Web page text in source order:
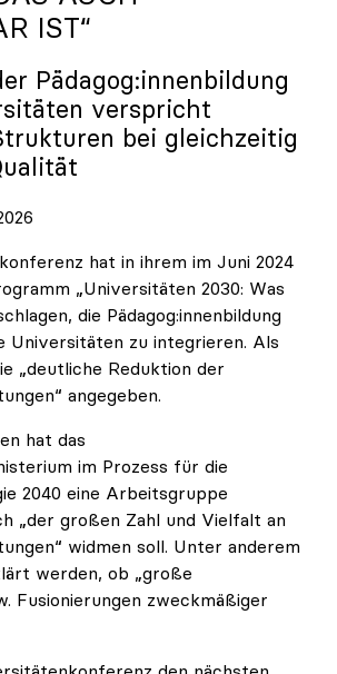
IST“
Pädagog:innenbildung
verspricht
bei gleichzeitig
hat in ihrem im Juni 2024
„Universitäten 2030: Was
die Pädagog:innenbildung
Universitäten zu integrieren. Als
„deutliche Reduktion der
angegeben.
hat das
im Prozess für die
2040 eine Arbeitsgruppe
„der großen Zahl und Vielfalt an
widmen soll. Unter anderem
werden, ob „große
Fusionierungen zweckmäßiger